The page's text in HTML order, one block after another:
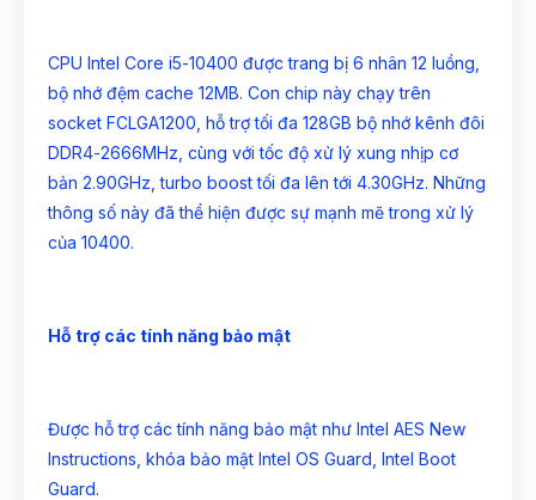
CPU Intel Core i5-10400 được trang bị 6 nhân 12 luồng,
bộ nhớ đệm cache 12MB. Con chip này chạy trên
socket FCLGA1200 , hỗ trợ tối đa 128GB bộ nhớ kênh đôi
DDR4-2666MHz, cùng với tốc độ xử lý xung nhịp cơ
bản 2.90GHz, turbo boost tối đa lên tới 4.30GHz. Những
thông số này đã thể hiện được sự mạnh mẽ trong xử lý
của 10400.
Hỗ trợ các tính năng bảo mật
Được hỗ trợ các tính năng bảo mật như Intel AES New
Instructions, khóa bảo mật Intel OS Guard, Intel Boot
Guard.